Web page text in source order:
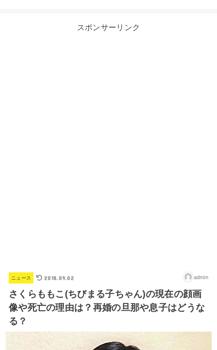
スポンサーリンク
ニュース 2018.09.02 admin
さくらももこ(ちびまる子ちゃん)の現在の顔画
像や死亡の理由は？再婚の旦那や息子はどうな
る？